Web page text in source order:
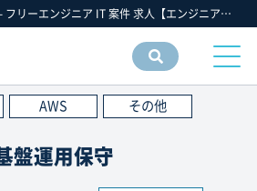
生保クラウド基盤運用保守 - フリーエンジニア IT 案件 求人【エンジニアルーム】ITフリーランス ITエンジニア IT個人事業主 仕事 転職 募集
情報
検索
AWS その他
盤運用保守